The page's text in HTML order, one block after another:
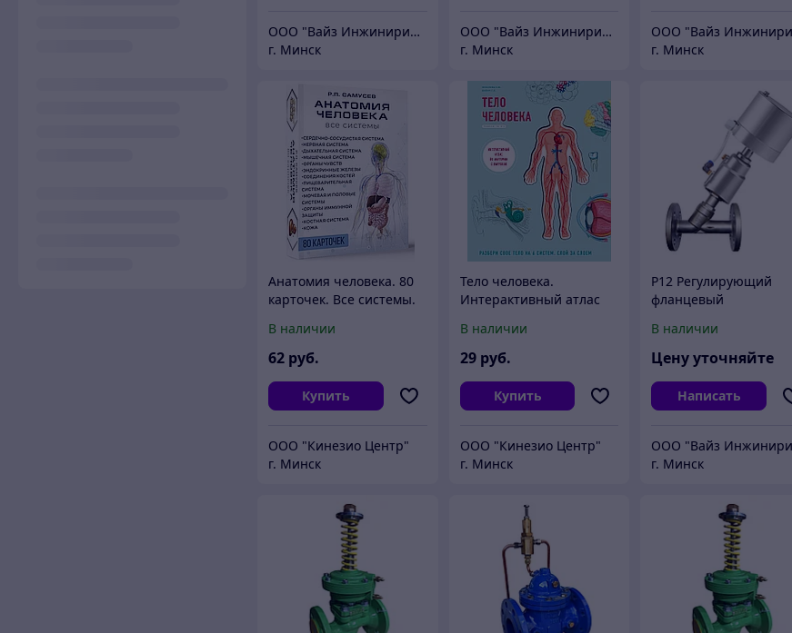
ООО "Вайз Инжиниринг"
г. Минск
ООО "Вайз Инжиниринг"
г. Минск
г. Минск
Анатомия человека. 80
карточек. Все системы.
В наличии
62 руб.
Купить
ООО "Кинезио Центр"
г. Минск
Тело человека.
Интерактивный атлас
В наличии
29 руб.
Купить
ООО "Кинезио Центр"
г. Минск
Р12 Регулирующий
фланцевый
В наличии
Цену уточняйте
Написать
г. Минск